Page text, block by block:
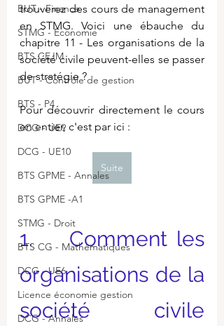
BUT - Finance
STMG - Economie
BTS CEJM
BUT - Contrôle de gestion
BTS - P4
DCG - UE9
DCG - UE10
BTS GPME - Annales
BTS GPME -A1
STMG - Droit
BTS CG - Mathématiques
DCG - UE6
Licence économie gestion
DCG - Annales
trouverez des cours de management
chapitre 11 - Les organisations de la
société civile peuvent-elles se passer
de stratégie ?
Pour découvrir directement le cours
en entier, c'est par ici :
Suite
1.    Comment les
organisations de la
société civile